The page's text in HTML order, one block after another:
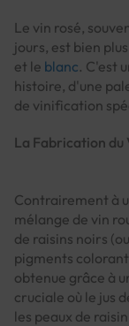
Le vin rosé,
jours, est bien
et le blanc. C'est
histoire, d'une
de vinification
La Fabrication du
Contrairement à
mélange de vin
de raisins noirs
pigments
obtenue grâce à
cruciale où le jus
les peaux de